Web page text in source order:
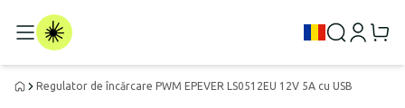
Regulator de încărcare PWM EPEVER LS0512EU 12V 5A cu USB